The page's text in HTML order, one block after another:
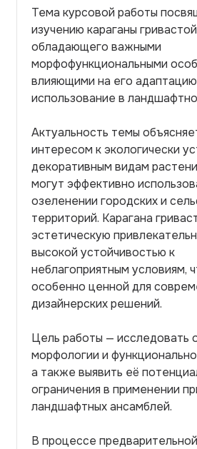
Тема курсовой работы
изучению караганы
обладающего важными
морфофункциональными
влияющими на его
использование в
Актуальность темы
интересом к экологически
декоративным видам
могут эффективно
озеленении городских и
территорий. Карагана
эстетическую
высокой устойчивостью к
неблагоприятным условиям,
особенно ценной для
дизайнерских решений.
Цель работы — исследовать
морфологии и
а также выявить её
ограничения в применении
ландшафтных ансамблей.
В процессе